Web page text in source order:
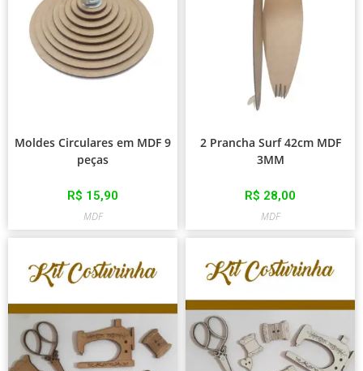
Moldes Circulares em MDF 9
peças
R$ 15,90
MDF
2 Prancha Surf 42cm MDF
3MM
R$ 28,00
MDF